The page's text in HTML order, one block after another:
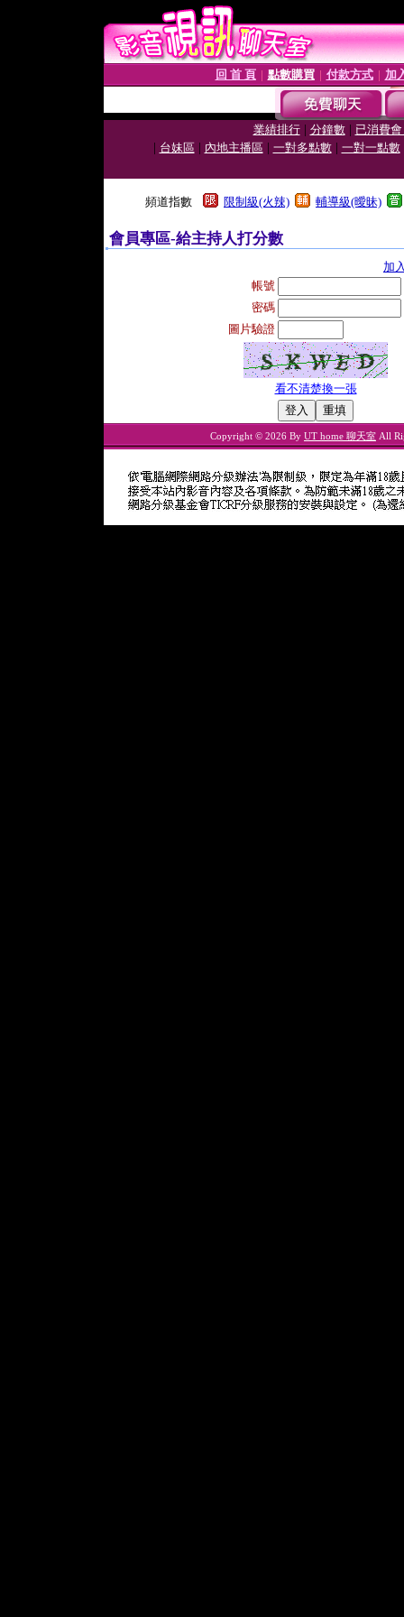
回 首 頁 點數購買│ 付款方式│ 加
業績排行| 分鐘數| 已消費
| 台妹區| 內地主播區| 一對多點數| 一對一點數
頻道指數 限制級(火辣) 輔導級(曖昧)
會員專區-給主持人打分數
加
帳號
密碼
圖片驗證
看不清楚換一張
Copyright © 2026 By UT home 聊天室 All